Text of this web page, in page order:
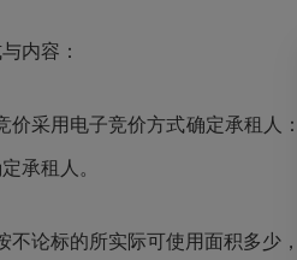
内容：
价采用电子竞价方式确定承租人
承租人。
不论标的所实际可使用面积多少